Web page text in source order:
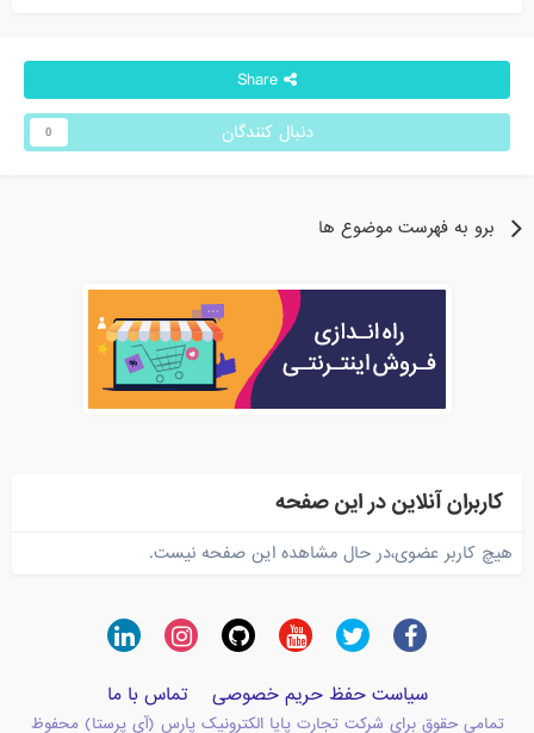
Share
دنبال کنندگان
برو به فهرست موضوع ها
کاربران آنلاین در این صفحه
هیچ کاربر عضوی،در حال مشاهده این صفحه نیست.
سیاست حفظ حریم خصوصی تماس با ما
تمامی حقوق برای شرکت تجارت پایا الکترونیک پارس (آی پرستا) محفوظ